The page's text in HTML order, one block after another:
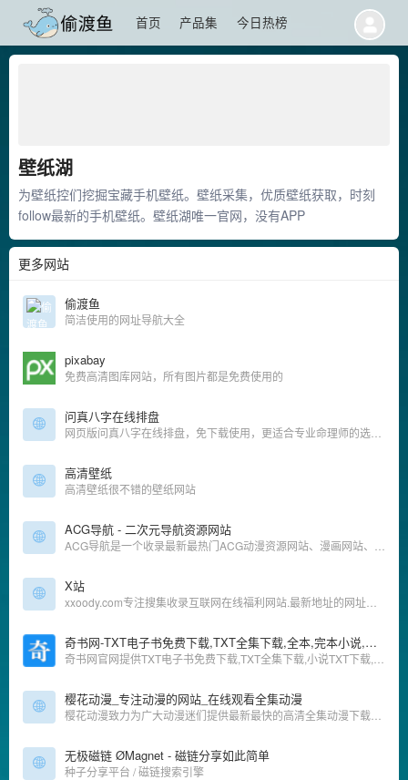
首页 产品集 今日热榜
壁纸湖
为壁纸控们挖掘宝藏手机壁纸。壁纸采集，优质壁纸获取，时刻
follow最新的手机壁纸。壁纸湖唯一官网，没有APP
更多网站
偷渡鱼
简洁使用的网址导航大全
pixabay
免费高清图库网站，所有图片都是免费使用的
问真八字在线排盘
高清壁纸
高清壁纸很不错的壁纸网站
ACG导航 - 二次元导航资源网站
X站
奇书网-TXT电子书免费下载,TXT全集下载,全本,完本小说,完结小说
樱花动漫_专注动漫的网站_在线观看全集动漫
无极磁链 ØMagnet - 磁链分享如此简单
种子分享平台 / 磁链搜索引擎